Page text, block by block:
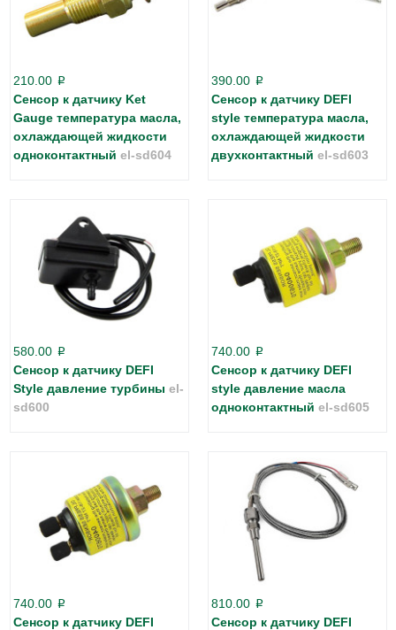
210.00 p
Сенсор к датчику Ket
Gauge температура масла,
охлаждающей жидкости
одноконтактный el-sd604
390.00 p
Сенсор к датчику DEFI
style температура масла,
охлаждающей жидкости
двухконтактный el-sd603
580.00 p
Сенсор к датчику DEFI
Style давление турбины el-
sd600
740.00 p
Сенсор к датчику DEFI
style давление масла
одноконтактный el-sd605
740.00 p
Сенсор к датчику DEFI
810.00 p
Сенсор к датчику DEFI